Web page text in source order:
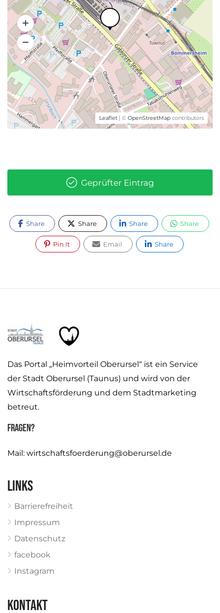
Leaflet | © OpenStreetMap contributors
Geprüfter Eintrag
Share Share Share Share
Pin It Email Share
Das Portal „Heimvorteil Oberursel“ ist ein Service
der Stadt Oberursel (Taunus) und wird von der
Wirtschaftsförderung und dem Stadtmarketing
betreut.
Fragen?
Mail: wirtschaftsfoerderung@oberursel.de
Links
Barrierefreiheit
Impressum
Datenschutz
facebook
Instagram
KONTAKT